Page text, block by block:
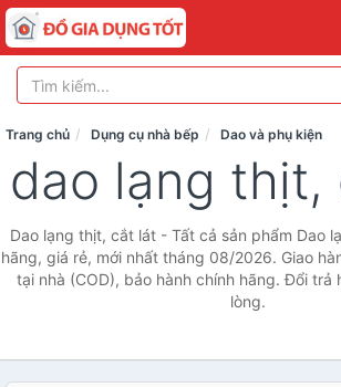
Trang chủ Dụng cụ nhà bếp Dao và phụ kiện
dao lạng thịt,
Dao lạng thịt, cắt lát - Tất cả sản phẩm Dao
hãng, giá rẻ, mới nhất tháng 08/2026. Giao
tại nhà (COD), bảo hành chính hãng. Đổi trả
lòng.